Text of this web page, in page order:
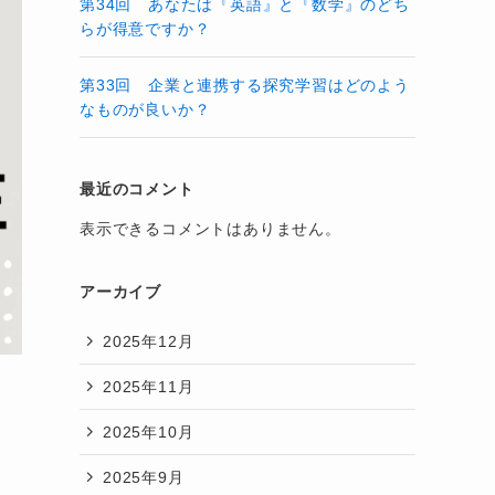
第34回 あなたは『英語』と『数学』のどち
らが得意ですか？
第33回 企業と連携する探究学習はどのよう
なものが良いか？
最近のコメント
表示できるコメントはありません。
アーカイブ
2025年12月
2025年11月
2025年10月
2025年9月